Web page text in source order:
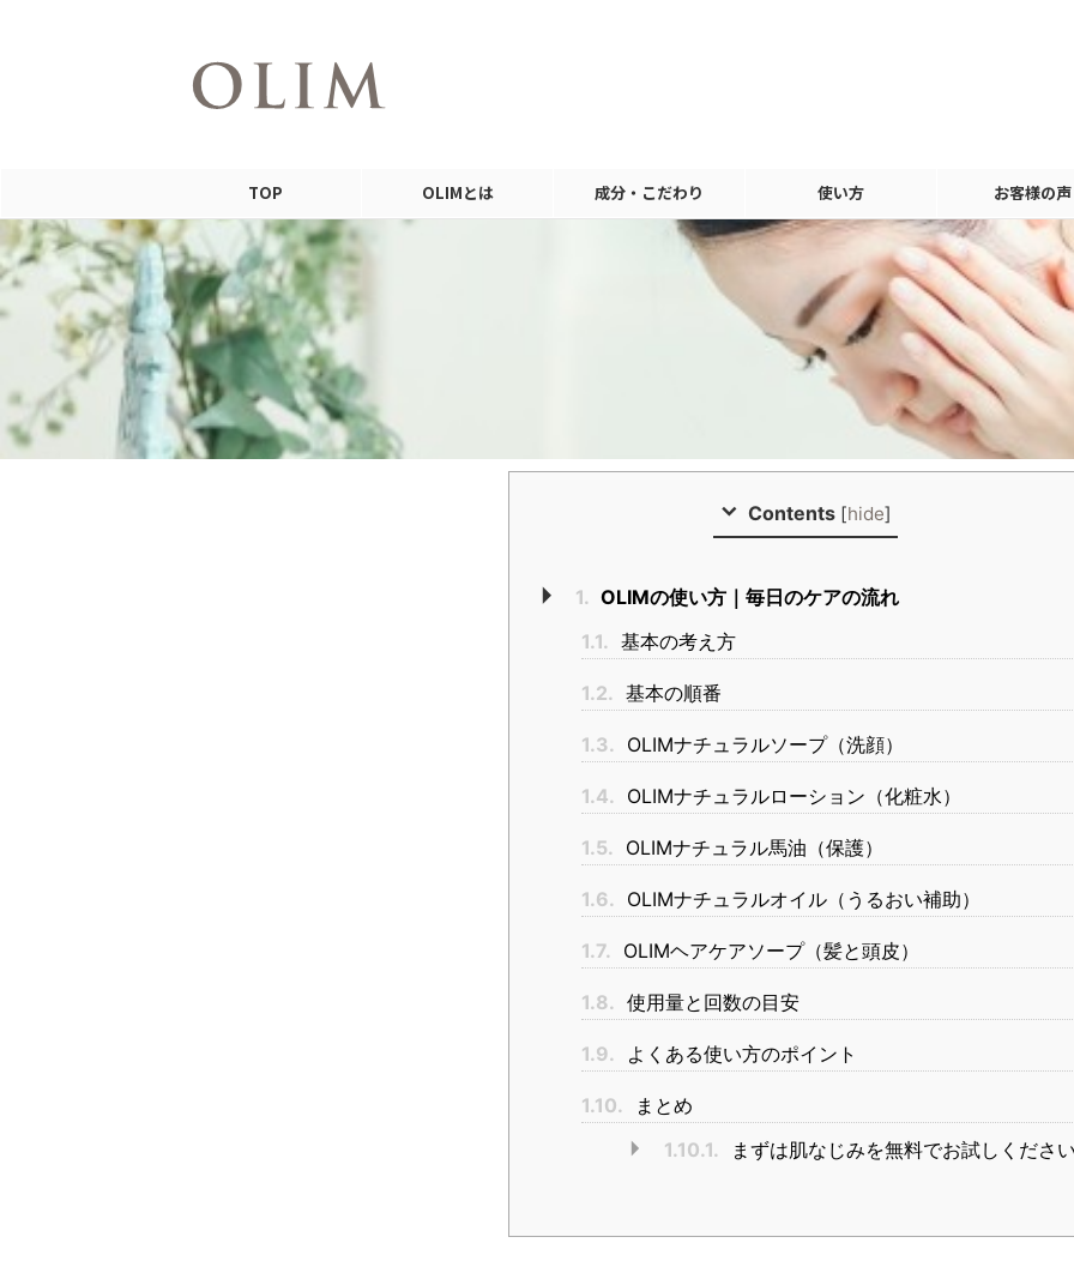
TOP OLIMとは 成分・こだわり 使い方 お客様の声
Contents [hide]
1. OLIMの使い方｜毎日のケアの流れ
1.1. 基本の考え方
1.2. 基本の順番
1.3. OLIMナチュラルソープ（洗顔）
1.4. OLIMナチュラルローション（化粧水）
1.5. OLIMナチュラル馬油（保護）
1.6. OLIMナチュラルオイル（うるおい補助）
1.7. OLIMヘアケアソープ（髪と頭皮）
1.8. 使用量と回数の目安
1.9. よくある使い方のポイント
1.10.
まとめ
1.10.1.
まずは肌なじみを無料でお試しくださ